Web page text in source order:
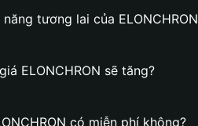
năng tương lai của
ELONCHRON sẽ tăng?
có miễn phí không?